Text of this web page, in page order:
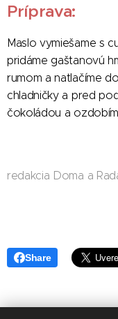
Príprava:
Maslo vymiešame s
pridáme gaštanovú
rumom a natlačíme
chladničky a pred
čokoládou a
redakcia Doma a
Share